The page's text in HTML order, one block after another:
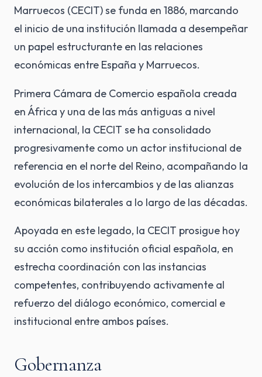
Marruecos (CECIT) se funda en 1886, marcando
el inicio de una institución llamada a desempeñar
un papel estructurante en las relaciones
económicas entre España y Marruecos.
Primera Cámara de Comercio española creada
en África y una de las más antiguas a nivel
internacional, la CECIT se ha consolidado
progresivamente como un actor institucional de
referencia en el norte del Reino, acompañando la
evolución de los intercambios y de las alianzas
económicas bilaterales a lo largo de las décadas.
Apoyada en este legado, la CECIT prosigue hoy
su acción como institución oficial española, en
estrecha coordinación con las instancias
competentes, contribuyendo activamente al
refuerzo del diálogo económico, comercial e
institucional entre ambos países.
Gobernanza